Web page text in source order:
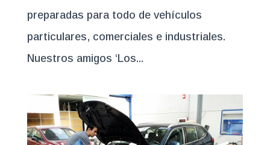
preparadas para todo de vehículos
particulares, comerciales e industriales.
Nuestros amigos ‘Los...